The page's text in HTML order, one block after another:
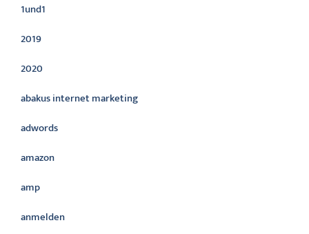
1und1
2019
2020
abakus internet marketing
adwords
amazon
amp
anmelden